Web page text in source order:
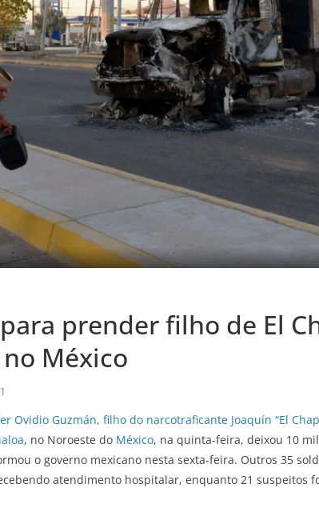
prender filho de El
México
Ovidio Guzmán, filho do narcotraficante Joaquín “El
, no Noroeste do México, na quinta-feira, deixou 10
o governo mexicano nesta sexta-feira. Outros 35
atendimento hospitalar, enquanto 21 suspeitos